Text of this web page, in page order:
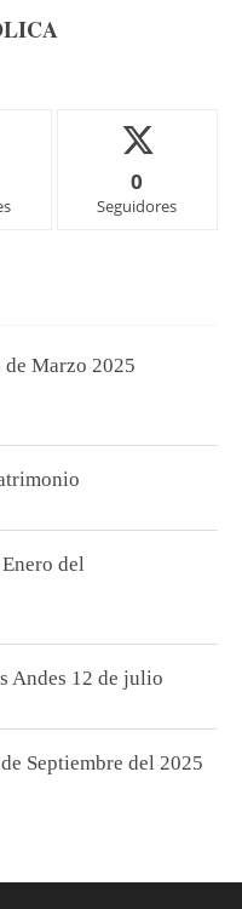
0
Seguidores
de Marzo 2025
del
Andes 12 de julio
Septiembre del 2025